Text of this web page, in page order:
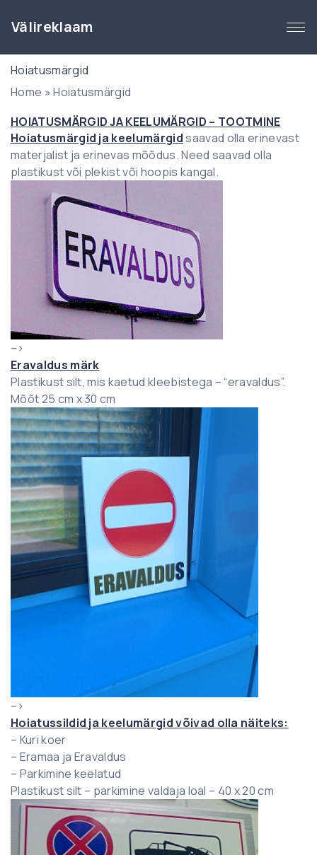
p
Välireklaam
Hoiatusmärgid
Home »Hoiatusmärgid
HOIATUSMÄRGID JA KEELUMÄRGID – TOOTMINE
Hoiatusmärgid ja keelumärgidsaavad olla erinevast
materjalist ja erinevas mõõdus. Need saavad olla
plastikust või plekist või hoopis kangal.
–>
Eravaldus märk
Plastikust silt, mis kaetud kleebistega – “eravaldus”.
Mõõt 25 cm x 30 cm
–>
Hoiatussildid ja keelumärgid võivad olla näiteks:
– Kuri koer
– Eramaa ja Eravaldus
– Parkimine keelatud
Plastikust silt – parkimine valdaja loal – 40 x 20 cm